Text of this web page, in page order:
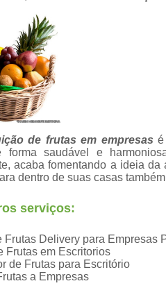
de frutas em empresas é
forma saudável e
acaba fomentando a ideia
dentro de suas casas
serviços:
Frutas Delivery para Empresas
Frutas em Escritorios
de Frutas para Escritório
a Empresas